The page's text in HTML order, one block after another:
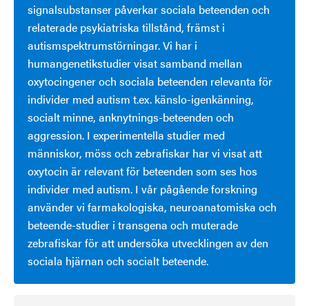
signalsubstanser påverkar sociala beteenden och
relaterade psykiatriska tillstånd, främst i
autismspektrumstörningar. Vi har i
humangenetikstudier visat samband mellan
oxytocingener och sociala beteenden relevanta för
individer med autism t.ex. känslo-igenkänning,
socialt minne, anknytnings-beteenden och
aggression. I experimentella studier med
människor, möss och zebrafiskar har vi visat att
oxytocin är relevant för beteenden som ses hos
individer med autism. I vår pågående forskning
använder vi farmakologiska, neuroanatomiska och
beteende-studier i transgena och muterade
zebrafiskar för att undersöka utvecklingen av den
sociala hjärnan och socialt beteende.